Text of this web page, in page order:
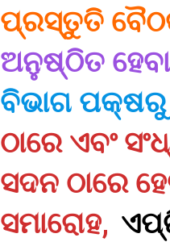
ପ୍ରସ୍ତୁତି
ଅନୁଷ୍ଠିତ
ବିଭାଗ ପକ୍ଷରୁ
ଠାରେ ଏବଂ
ସଦନ ଠାରେ
ସମାରୋହ,